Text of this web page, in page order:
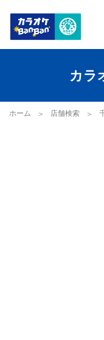
カラ
ホーム 店舗検索